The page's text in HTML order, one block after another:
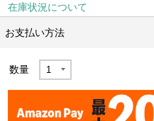
在庫状況について
お支払い方法
数量